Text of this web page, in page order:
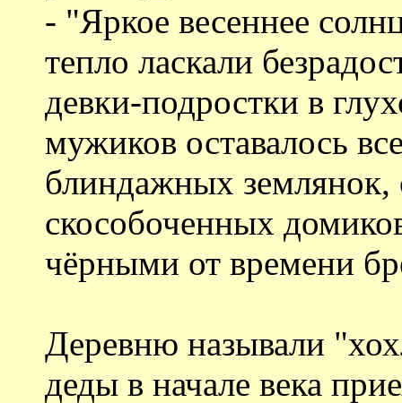
- "Яркое весеннее
тепло ласкали
девки-подростки в
мужиков оставалось
блиндажных
скособоченных
чёрными от времени
Деревню называли
деды в начале века